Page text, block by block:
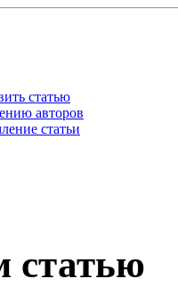
статью
авторов
статьи
статью